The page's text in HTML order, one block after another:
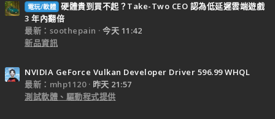
電玩/軟體 硬體貴到買不起？Take-Two CEO 認為低延遲雲端遊戲
3 年內翻倍
最新：soothepain
今天 11:42
新品資訊
NVIDIA GeForce Vulkan Developer Driver 596.99 WHQL
最新：mhp1120
昨天 21:57
測試軟體、驅動程式提供